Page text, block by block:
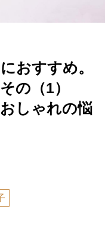
おすすめ。
の（1）
しゃれの悩